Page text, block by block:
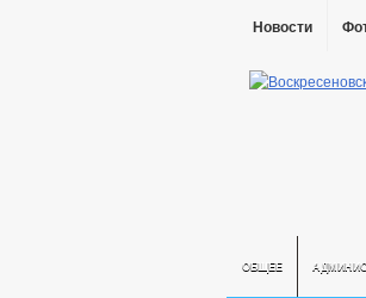
Новости
ОБЩЕЕ